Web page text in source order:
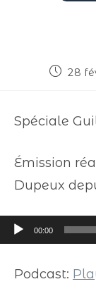
28
Spéciale
Émission
Dupeux
Lecteur
audio
00:00
Podcast: